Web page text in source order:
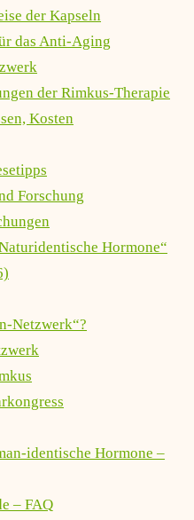
der Kapseln
das Anti-Aging
der Rimkus-Therapie
Kosten
Forschung
Hormone“
Netzwerk“?
identische Hormone –
– FAQ